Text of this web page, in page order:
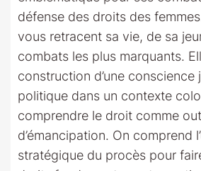
défense des droits des
vous retracent sa vie, de sa
combats les plus marquants.
construction d’une conscience
politique dans un contexte
comprendre le droit comme
d’émancipation. On comprend
stratégique du procès pour